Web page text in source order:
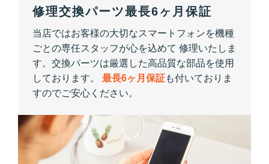
修理交換パーツ最長6ヶ月保証
当店ではお客様の大切なスマートフォンを機種
ごとの専任スタッフが心を込めて 修理いたしま
す。交換パーツは厳選した高品質な部品を使用
しております。 最長6ヶ月保証も付いておりま
すのでご安心ください。